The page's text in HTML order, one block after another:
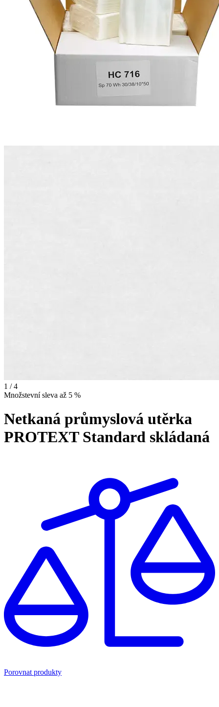
1 / 4
Množstevní sleva až 5 %
Netkaná průmyslová utěrka
PROTEXT Standard skládaná
Porovnat produkty